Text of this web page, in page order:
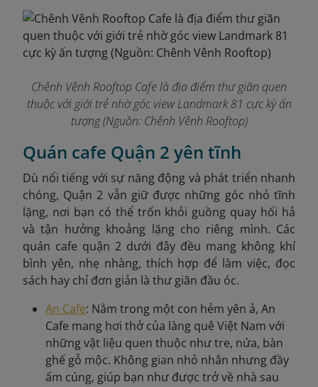
Chênh Vênh Rooftop Cafe là địa điểm thư giãn quen
thuộc với giới trẻ nhờ góc view Landmark 81 cực kỳ ấn
tượng(Nguồn: Chênh Vênh Rooftop)
Quán cafe Quận 2 yên tĩnh
Dù nổi tiếng với sự năng động và phát triển nhanh
chóng, Quận 2 vẫn giữ được những góc nhỏ tĩnh
lặng, nơi bạn có thể trốn khỏi guồng quay hối hả
và tận hưởng khoảng lặng cho riêng mình. Các
quán cafe quận 2 dưới đây đều mang không khí
bình yên, nhẹ nhàng, thích hợp để làm việc, đọc
sách hay chỉ đơn giản là thư giãn đầu óc.
An Cafe: Nằm trong một con hẻm yên ả, An
Cafe mang hơi thở của làng quê Việt Nam với
những vật liệu quen thuộc như tre, nứa, bàn
ghế gỗ mộc. Không gian nhỏ nhắn nhưng đầy
ấm cúng, giúp bạn như được trở về nhà sau